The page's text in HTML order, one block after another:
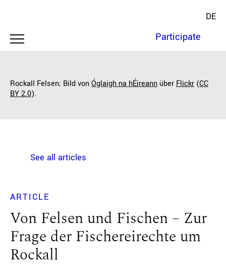
DE
Participate
Rockall Felsen; Bild vonÓglaigh na hÉireannüber Flickr (CC
BY 2.0).
See all articles
ARTICLE
Von Felsen und Fischen – Zur
Frage der Fischereirechte um
Rockall